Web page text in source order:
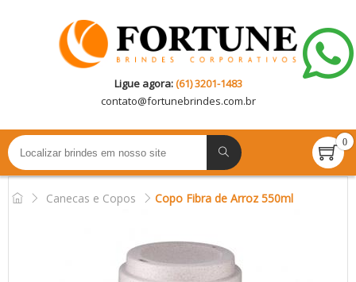
Ligue agora:(61) 3201-1483
contato@fortunebrindes.com.br
0
Canecas e Copos Copo Fibra de Arroz 550ml